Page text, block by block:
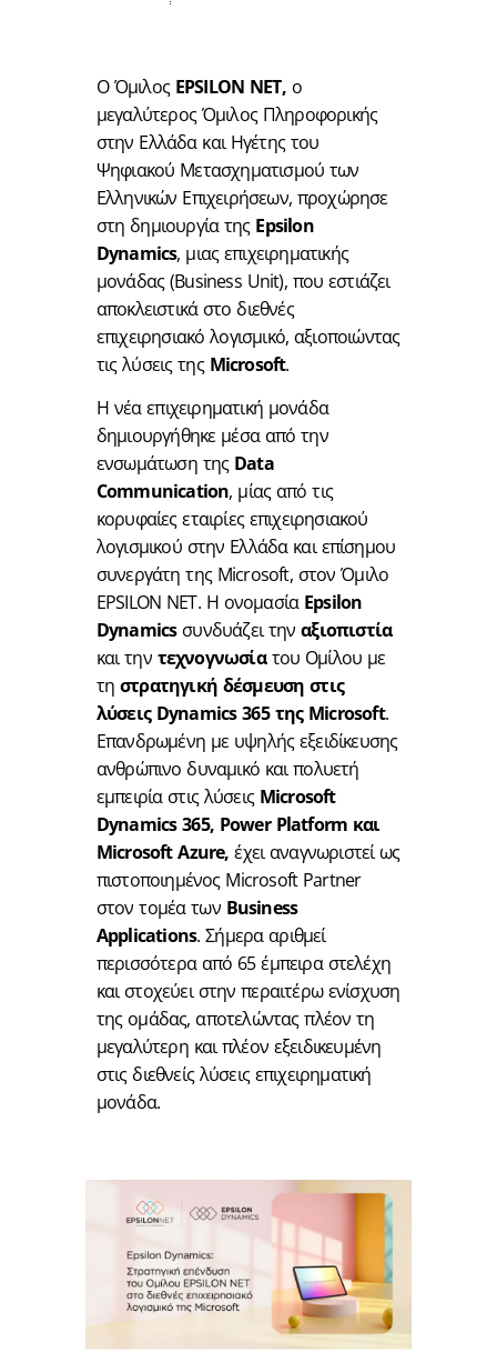
Ο Όμιλος EPSILON NET, ο
μεγαλύτερος Όμιλος Πληροφορικής
στην Ελλάδα και Ηγέτης του
Ψηφιακού Μετασχηματισμού των
Ελληνικών Επιχειρήσεων, προχώρησε
στη δημιουργία της Epsilon
Dynamics, μιας επιχειρηματικής
μονάδας (Business Unit), που εστιάζει
αποκλειστικά στο διεθνές
επιχειρησιακό λογισμικό, αξιοποιώντας
τις λύσεις της Microsoft.
Η νέα επιχειρηματική μονάδα
δημιουργήθηκε μέσα από την
ενσωμάτωση της Data
Communication, μίας από τις
κορυφαίες εταιρίες επιχειρησιακού
λογισμικού στην Ελλάδα και επίσημου
συνεργάτη της Microsoft, στον Όμιλο
EPSILON NET. Η ονομασία Epsilon
Dynamicsσυνδυάζει την αξιοπιστία
και τηντεχνογνωσίατου Ομίλου με
τη στρατηγική δέσμευση στις
λύσεις Dynamics 365 της Microsoft.
Επανδρωμένη με υψηλής εξειδίκευσης
ανθρώπινο δυναμικό και πολυετή
εμπειρία στις λύσεις Microsoft
Dynamics365, Power Platform και
Microsoft Azure, έχει αναγνωριστεί ως
πιστοποιημένος Microsoft Partner
στον τομέα των Business
Applications. Σήμερα αριθμεί
περισσότερα από 65 έμπειρα στελέχη
και στοχεύει στην περαιτέρω ενίσχυση
της ομάδας, αποτελώντας πλέον τη
μεγαλύτερη και πλέον εξειδικευμένη
στις διεθνείς λύσεις επιχειρηματική
μονάδα.